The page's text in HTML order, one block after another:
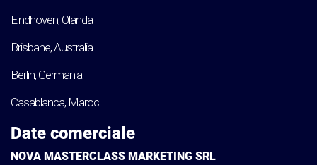
Eindhoven, Olanda
Brisbane, Australia
Berlin, Germania
Casablanca, Maroc
Date comerciale
NOVA MASTERCLASS MARKETING SRL